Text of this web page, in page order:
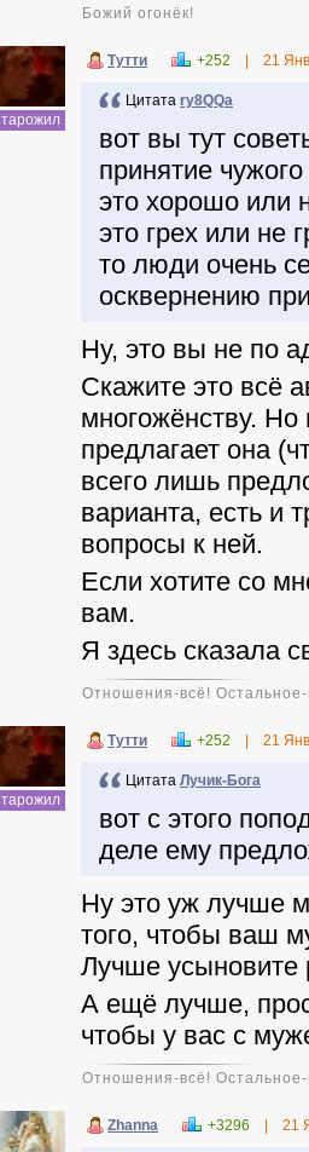
Божий огонёк!
Тутти +252 21
Цитата ry8QQa
вот вы тут
принятие
это хорошо или
это грех или не
то люди очень
осквернению
Ну, это вы не по
Скажите это всё
многожёнству.
предлагает она
всего лишь
варианта, есть и
вопросы к ней.
Если хотите со
вам.
Я здесь сказала
Отношения-всё!
Тутти +252 21
Цитата Лучик-Бога
вот с этого
деле ему
Ну это уж лучше
того, чтобы ваш
Лучше усыновите
А ещё лучше,
чтобы у вас с
Отношения-всё!
Zhanna +3296 21